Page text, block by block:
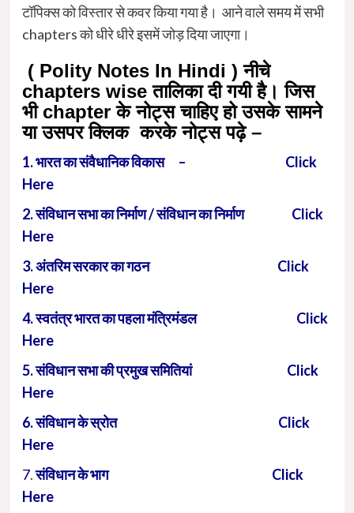
टॉपिक्स को विस्तार से कवर किया गया है। आने वाले समय में सभी
chapters को धीरे धीरे इसमें जोड़ दिया जाएगा।
( Polity Notes In Hindi ) नीचे
chapters wise तालिका दी गयी है। जिस
भी chapter के नोट्स चाहिए हो उसके सामने
या उसपर क्लिक करके नोट्स पढ़े –
1.भारत का संवैधानिक विकास – Click
Here
2. संविधान सभा का निर्माण / संविधान का निर्माण Click
Here
3. अंतरिम सरकार का गठन Click
Here
4. स्वतंत्र भारत का पहला मंत्रिमंडल Click
Here
5. संविधान सभा की प्रमुख समितियां Click
Here
6. संविधान के स्रोत Click
Here
7.संविधान के भाग Click
Here